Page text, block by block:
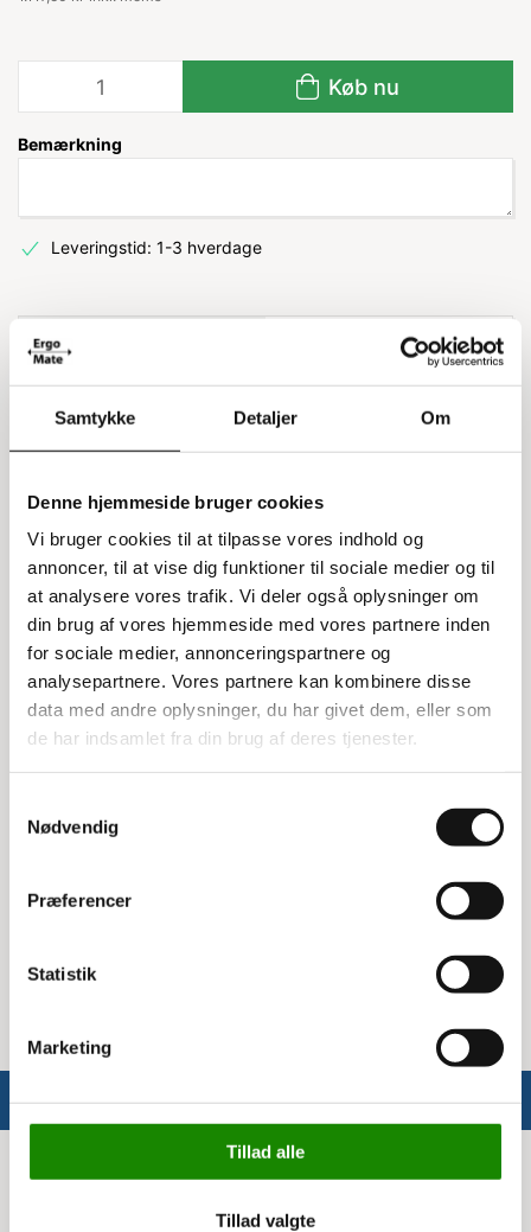
Samtykke Detaljer Om
Denne hjemmeside bruger cookies
Vi bruger cookies til at tilpasse vores indhold og
annoncer, til at vise dig funktioner til sociale medier og til
at analysere vores trafik. Vi deler også oplysninger om
din brug af vores hjemmeside med vores partnere inden
for sociale medier, annonceringspartnere og
analysepartnere. Vores partnere kan kombinere disse
data med andre oplysninger, du har givet dem, eller som
de har indsamlet fra din brug af deres tjenester.
Nødvendig
Præferencer
Statistik
Marketing
Tillad alle
Tillad valgte
Køb nu
Bemærkning
Leveringstid: 1-3 hverdage
Information
Atlas stige til storreol
Med en højde på 300 cm og en dybde på 80 cm, er denne
stige både robust og praktisk. Den leveres samlet, så du
slipper for besværet med at samle den selv. Stigen kan
klare en maksimal belastning på 7500 kg, hvilket gør den
ideel til tunge opgaver.
Leveres samlet
En af de store fordele ved denne Atlas stige er, at den
leveres samlet. Det betyder, at du kan tage den i brug
med det samme uden at skulle bruge tid på at samle den.
Dette gør den til et praktisk valg for dem, der ønsker en
Specifikationer:
Højde: 300 cm
Maksimal belastning: 7500 kg
Info